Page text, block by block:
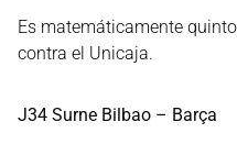
Es matemáticamente
contra el Unicaja.
J34 Surne Bilbao – Barça